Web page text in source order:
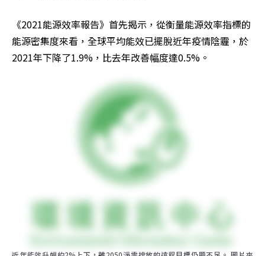
《2021能源效率報告》首先揭示，從衡量能源效率指標的
能源密集度來看，全球平均能效已擺脫近年疫情陰霾，於
2021年下降了1.9%，比去年改善幅度達0.5%。